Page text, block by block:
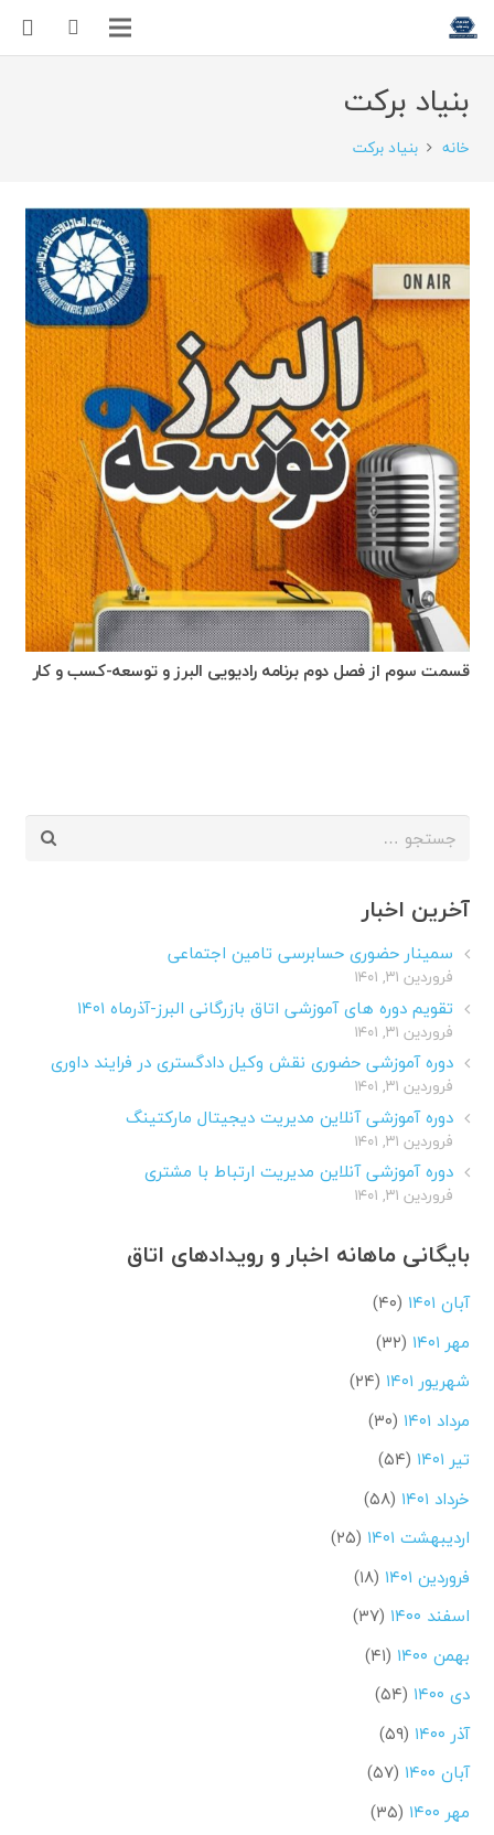
بنیاد برکت
خانه بنیاد برکت
قسمت سوم از فصل دوم برنامه رادیویی البرز و توسعه-کسب و کار
جستجو
آخرین اخبار
سمینار حضوری حسابرسی تامین اجتماعی
فروردین ۳۱, ۱۴۰۱
تقویم دوره های آموزشی اتاق بازرگانی البرز-آذرماه ۱۴۰۱
فروردین ۳۱, ۱۴۰۱
دوره آموزشی حضوری نقش وکیل دادگستری در فرایند داوری
فروردین ۳۱, ۱۴۰۱
دوره آموزشی آنلاین مدیریت دیجیتال مارکتینگ
فروردین ۳۱, ۱۴۰۱
دوره آموزشی آنلاین مدیریت ارتباط با مشتری
فروردین ۳۱, ۱۴۰۱
بایگانی ماهانه اخبار و رویدادهای اتاق
آبان ۱۴۰۱
(۴۰)
مهر ۱۴۰۱
(۳۲)
شهریور ۱۴۰۱
(۲۴)
مرداد ۱۴۰۱
(۳۰)
تیر ۱۴۰۱
(۵۴)
خرداد ۱۴۰۱
(۵۸)
اردیبهشت ۱۴۰۱
(۲۵)
فروردین ۱۴۰۱
(۱۸)
اسفند ۱۴۰۰
(۳۷)
بهمن ۱۴۰۰
(۴۱)
دی ۱۴۰۰
(۵۴)
آذر ۱۴۰۰
(۵۹)
آبان ۱۴۰۰
(۵۷)
مهر ۱۴۰۰
(۳۵)